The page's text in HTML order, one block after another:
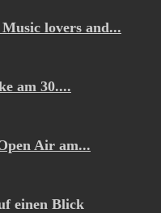
lovers and...
am 30....
Air am...
einen Blick